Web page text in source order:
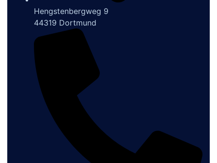
Hengstenbergweg 9
44319 Dortmund